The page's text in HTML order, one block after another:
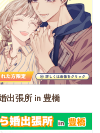
出張所 in 豊橋